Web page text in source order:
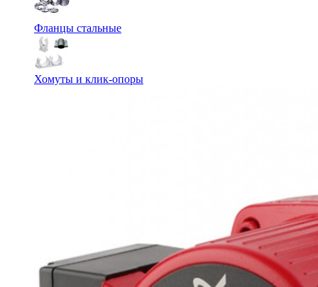
Фланцы стальные
Хомуты и клик-опоры